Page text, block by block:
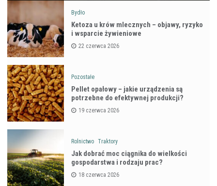
Bydło
Ketoza u krów mlecznych – objawy, ryzyko
i wsparcie żywieniowe
22 czerwca 2026
Pozostałe
Pellet opałowy – jakie urządzenia są
potrzebne do efektywnej produkcji?
19 czerwca 2026
Rolnictwo Traktory
Jak dobrać moc ciągnika do wielkości
gospodarstwa i rodzaju prac?
18 czerwca 2026